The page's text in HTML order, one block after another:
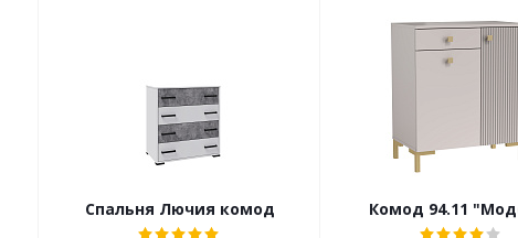
Спальня Лючия комод Комод 94.11